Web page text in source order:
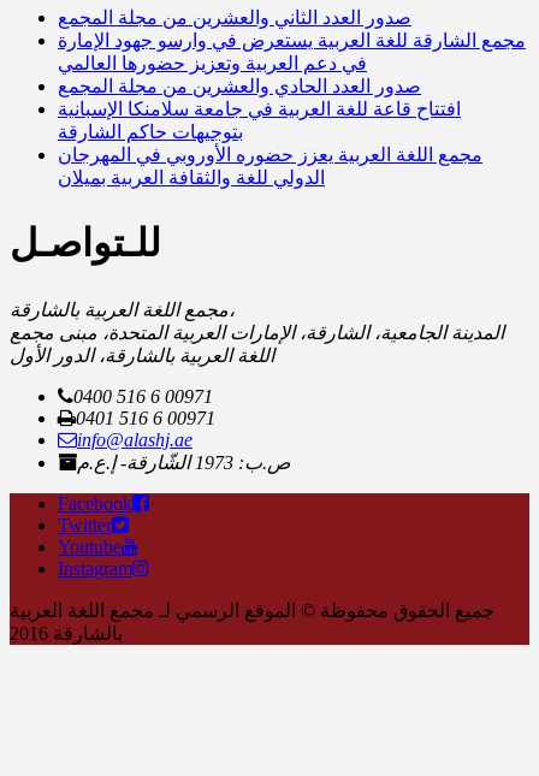
صدور العدد الثاني والعشرين من مجلة المجمع
مجمع الشارقة للغة العربية يستعرض في وارسو جهود الإمارة
في دعم العربية وتعزيز حضورها العالمي
صدور العدد الحادي والعشرين من مجلة المجمع
افتتاح قاعة للغة العربية في جامعة سلامنكا الإسبانية
بتوجيهات حاكم الشارقة
مجمع اللغة العربية يعزز حضوره الأوروبي في المهرجان
الدولي للغة والثقافة العربية بميلان
للـتواصـل
مجمع اللغة العربية بالشارقة،
المدينة الجامعية، الشارقة، الإمارات العربية المتحدة، مبنى مجمع
اللغة العربية بالشارقة، الدور الأول
0400 516 6 00971
0401 516 6 00971
info@alashj.ae
ص.ب: 1973 الشّارقة- إ.ع.م
Facebook
Twitter
Youtube
Instagram
جميع الحقوق محفوظة © الموقع الرسمي لـ مجمع اللغة العربية
بالشارقة 2016